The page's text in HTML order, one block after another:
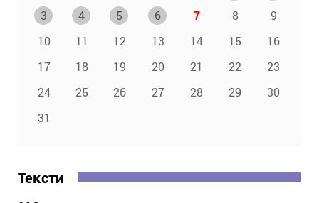
3
4 5 6 7 8
9
10
11 12 13 14 15
16
17
18 19 20 21 22
23
24
25 26 27 28 29
30
31
Тексти